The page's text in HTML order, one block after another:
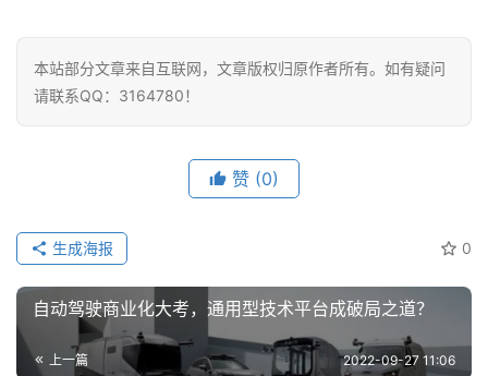
本站部分文章来自互联网，文章版权归原作者所有。如有疑问
请联系QQ：3164780！
赞 (0)
0
生成海报
自动驾驶商业化大考，通用型技术平台成破局之道？
上一篇 2022-09-27 11:06